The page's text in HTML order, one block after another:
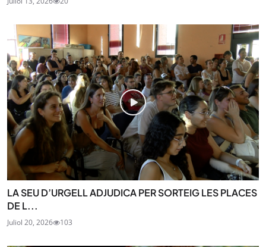
LA SEU D’URGELL ADJUDICA PER SORTEIG LES PLACES
DE L...
Juliol 20, 2026 103